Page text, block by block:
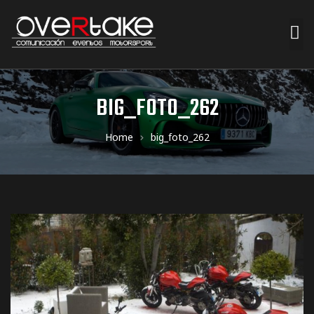
BIG_FOTO_262
Home big_foto_262
de